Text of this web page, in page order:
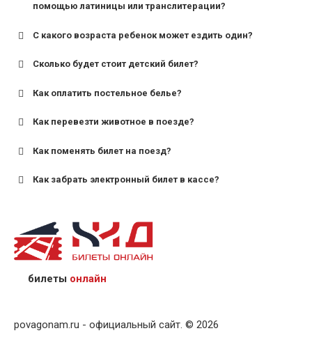
помощью латиницы или транслитерации?
С какого возраста ребенок может ездить один?
для поездов дальнего следования — от 10 лет и
для пригородных поездов — от 7 лет.
Сколько будет стоит детский билет?
Как оплатить постельное белье?
Как перевезти животное в поезде?
Как поменять билет на поезд?
Как забрать электронный билет в кассе?
назвав кассиру 14-значный номер заказа;
предъявив удостоверение личности пассажира, на
кого оформлен билет.
билеты онлайн
povagonam.ru - официальный сайт. © 2026